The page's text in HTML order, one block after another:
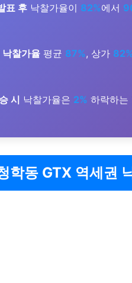
표 후 낙찰가율이 82%에서
낙찰가율 평균 87%, 상가
시 낙찰가율은 2% 하락하는
학동 GTX 역세권